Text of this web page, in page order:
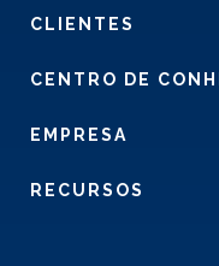
CLIENTES
CENTRO DE
EMPRESA
RECURSOS